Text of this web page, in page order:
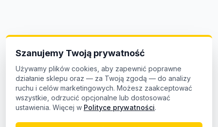
Szanujemy Twoją prywatność
Używamy plików cookies, aby zapewnić poprawne
działanie sklepu oraz — za Twoją zgodą — do analizy
ruchu i celów marketingowych. Możesz zaakceptować
wszystkie, odrzucić opcjonalne lub dostosować
ustawienia. Więcej w Polityce prywatności.